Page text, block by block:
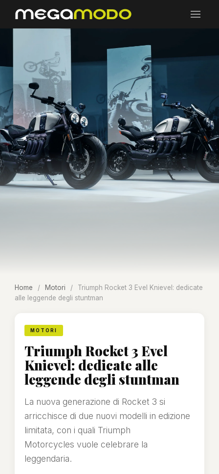
Home / Motori /
Triumph Rocket 3 Evel Knievel: dedicate
alle leggende degli stuntman
MOTORI
Triumph Rocket 3 Evel
Knievel: dedicate alle
leggende degli stuntman
La nuova generazione di Rocket 3 si
arricchisce di due nuovi modelli in edizione
limitata, con i quali Triumph
Motorcycles vuole celebrare la
leggendaria.